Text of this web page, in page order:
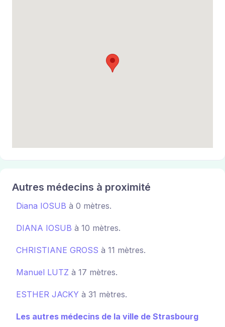
Autres médecins à proximité
Diana IOSUB à 0 mètres.
DIANA IOSUB à 10 mètres.
CHRISTIANE GROSS à 11 mètres.
Manuel LUTZ à 17 mètres.
ESTHER JACKY à 31 mètres.
Les autres médecins de la ville de Strasbourg